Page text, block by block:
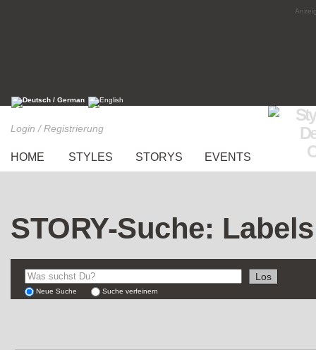
Login / Registrierung
HOME STYLES STORYS EVENTS
STORY-Suche:
Neue Suche Suche verfeinern